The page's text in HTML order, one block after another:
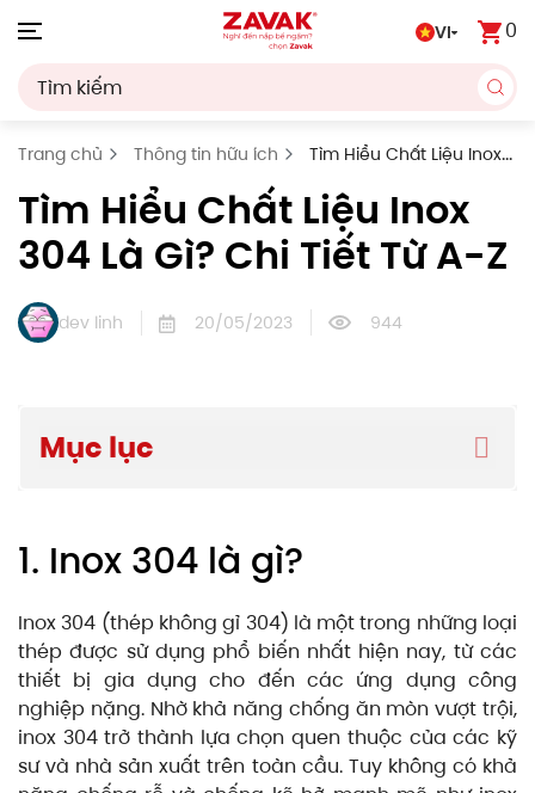
VI 0
Trang chủ Thông tin hữu ích
Tìm Hiểu Chất Liệu Inox
304 Là Gì? Chi Tiết Từ A-Z
Tìm Hiểu Chất Liệu Inox
304 Là Gì? Chi Tiết Từ A-Z
dev linh 20/05/2023 944
Mục lục
1. Inox 304 là gì?
Inox 304 (thép không gỉ 304) là một trong những loại
thép được sử dụng phổ biến nhất hiện nay, từ các
thiết bị gia dụng cho đến các ứng dụng công
nghiệp nặng. Nhờ khả năng chống ăn mòn vượt trội,
inox 304 trở thành lựa chọn quen thuộc của các kỹ
sư và nhà sản xuất trên toàn cầu. Tuy không có khả